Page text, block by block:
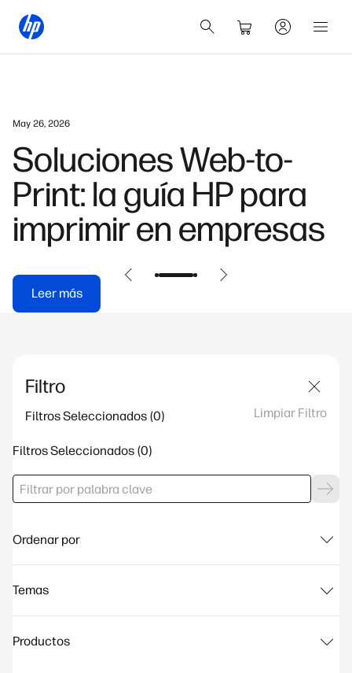
May 26, 2026
Soluciones Web-to-
Print: la guía HP para
imprimir en empresas
Leer más
Filtro
Filtros Seleccionados Limpiar Filtro
Filtros Seleccionados
Ordenar por
Temas
Productos